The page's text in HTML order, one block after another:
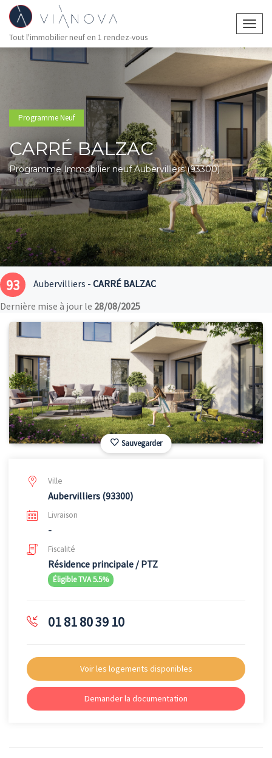
Tout l'immobilier neuf en 1 rendez-vous
Programme Neuf
CARRÉ BALZAC
Programme Immobilier neuf Aubervilliers (93300)
93 Aubervilliers - CARRÉ BALZAC
Dernière mise à jour le 28/08/2025
Sauvegarder
Ville
Aubervilliers (93300)
Livraison
-
Fiscalité
Résidence principale / PTZ
Éligible TVA 5.5%
01 81 80 39 10
Voir les logements disponibles
Demander la documentation